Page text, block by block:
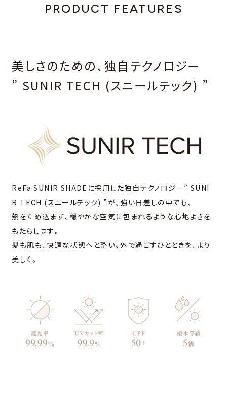
PRODUCT FEATURES
美しさのための、独⾃テクノロジー
” SUNIR TECH (スニールテック) ”
ReFa SUNIR SHADEに採⽤した独⾃テクノロジー” SUNI
R TECH (スニールテック) ”が、強い⽇差しの中でも、
熱をため込まず、穏やかな空気に包まれるような⼼地よさを
もたらします。
髪も肌も、快適な状態へと整い、外で過ごすひとときを、より
美しく。